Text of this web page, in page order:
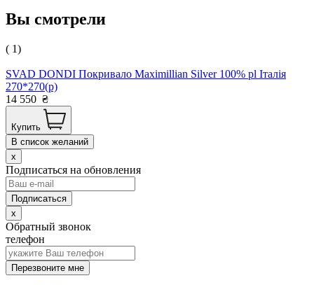
Вы смотрели
( 1)
SVAD DONDI Покривало Maximillian Silver 100% pl Італія
270*270(р)
14 550 ₴
Купить
В список желаний
x
Подписаться на обновления
x
Обратный звонок
телефон
Перезвоните мне